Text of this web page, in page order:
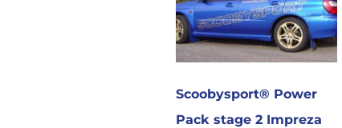
Scoobysport® Power
Pack stage 2 Impreza